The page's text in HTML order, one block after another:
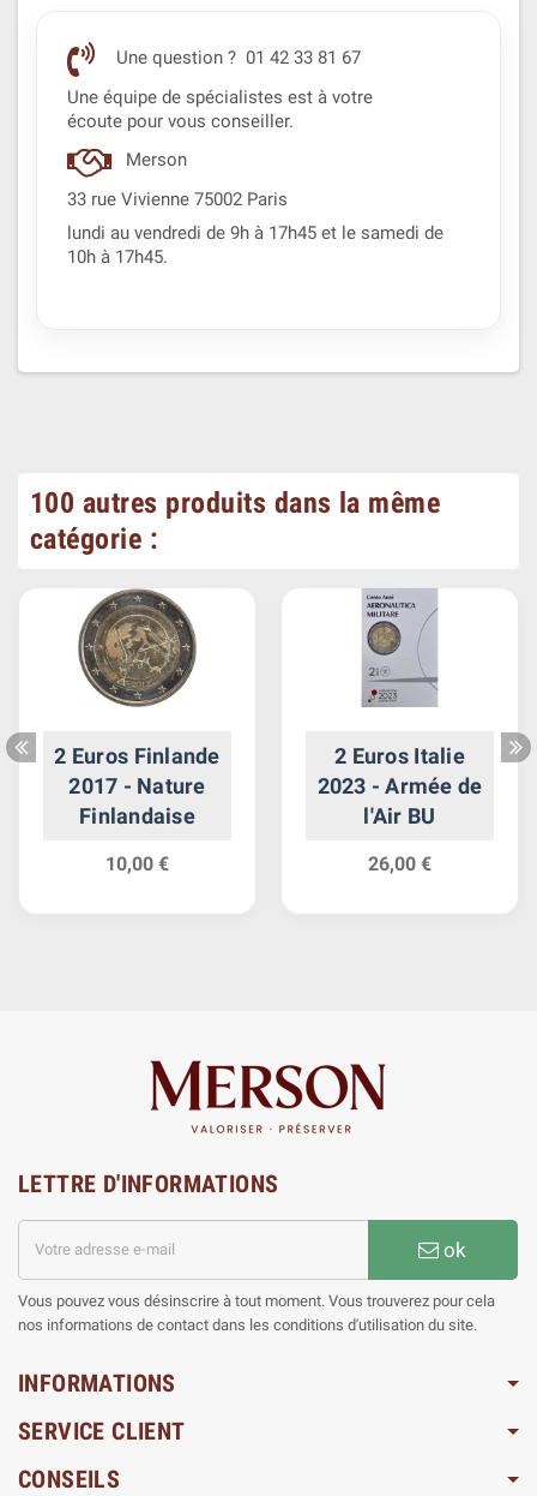
Une question ? 01 42 33 81 67
Une équipe de spécialistes est à votre
écoute pour vous conseiller.
Merson
33 rue Vivienne 75002 Paris
lundi au vendredi de 9h à 17h45 et le samedi de
10h à 17h45.
100 autres produits dans la même
catégorie :
2 Euros Finlande
2017 - Nature
Finlandaise
10,00 €
2 Euros Italie
2023 - Armée de
l'Air BU
26,00 €
LETTRE D'INFORMATIONS
ok
Vous pouvez vous désinscrire à tout moment. Vous trouverez pour cela
nos informations de contact dans les conditions d'utilisation du site.
INFORMATIONS
SERVICE CLIENT
CONSEILS